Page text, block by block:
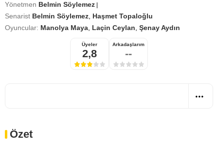
Yönetmen Belmin Söylemez
Senarist Belmin Söylemez Haşmet Topaloğlu
Oyuncular: Manolya Maya Laçin Ceylan Şenay Aydın
Üyeler
2,8
Arkadaşlarım
--
Özet